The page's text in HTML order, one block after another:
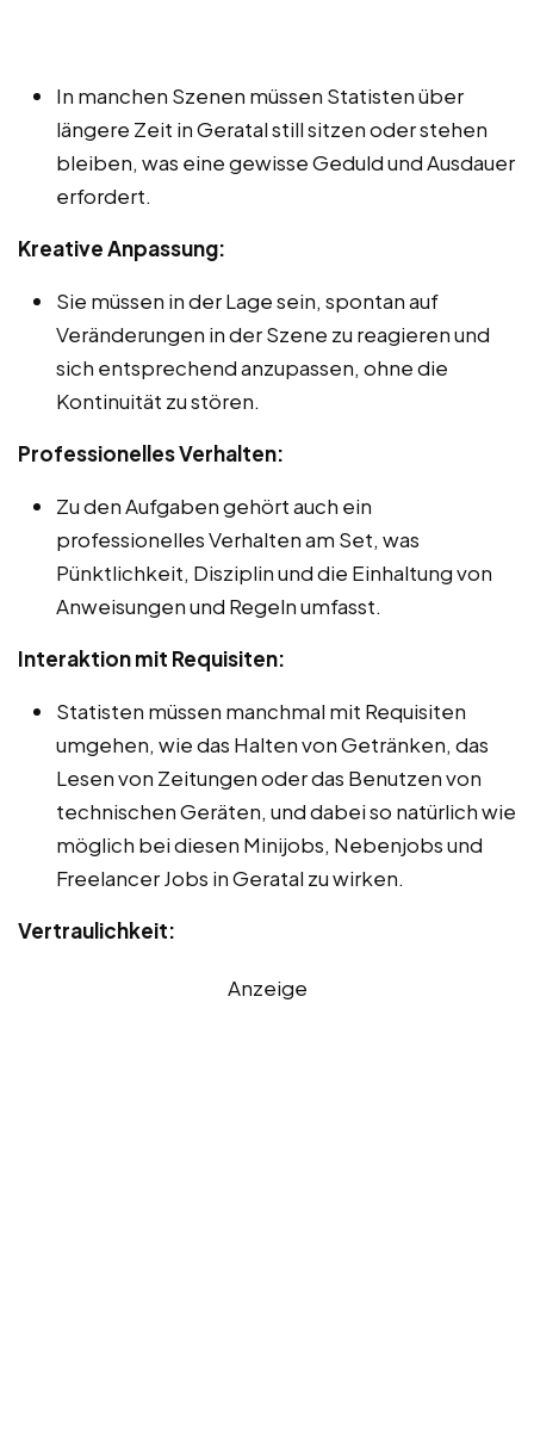
In manchen Szenen müssen Statisten über
längere Zeit in Geratal still sitzen oder stehen
bleiben, was eine gewisse Geduld und Ausdauer
erfordert.
Kreative Anpassung:
Sie müssen in der Lage sein, spontan auf
Veränderungen in der Szene zu reagieren und
sich entsprechend anzupassen, ohne die
Kontinuität zu stören.
Professionelles Verhalten:
Zu den Aufgaben gehört auch ein
professionelles Verhalten am Set, was
Pünktlichkeit, Disziplin und die Einhaltung von
Anweisungen und Regeln umfasst.
Interaktion mit Requisiten:
Statisten müssen manchmal mit Requisiten
umgehen, wie das Halten von Getränken, das
Lesen von Zeitungen oder das Benutzen von
technischen Geräten, und dabei so natürlich wie
möglich bei diesen Minijobs, Nebenjobs und
Freelancer Jobs in Geratal zu wirken.
Vertraulichkeit:
Anzeige